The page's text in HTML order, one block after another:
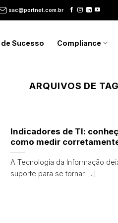
sac@portnet.com.br
Sucesso Compliance
ARQUIVOS DE
Indicadores de TI:
como medir
A Tecnologia da Informação
suporte para se tornar [...]